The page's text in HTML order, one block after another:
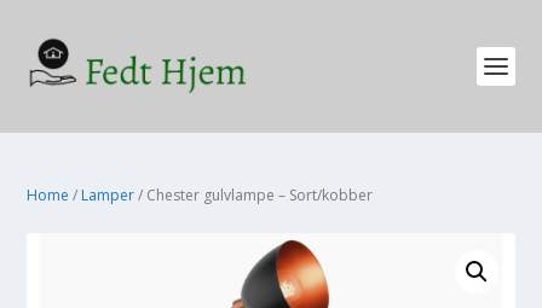
Home / Lamper/ Chester gulvlampe – Sort/kobber